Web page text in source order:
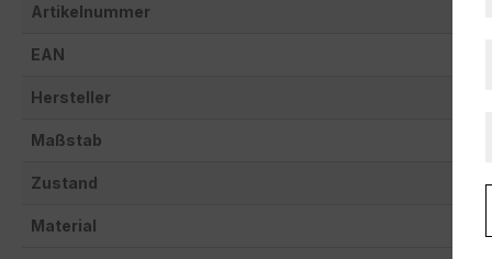
Artikelnummer
EAN
Hersteller
Maßstab
Zustand
Material